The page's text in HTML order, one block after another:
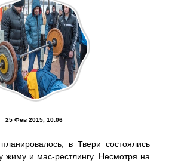
25 Фев 2015, 10:06
в Твери состоялись
жиму и мас-рестлингу. Несмотря на